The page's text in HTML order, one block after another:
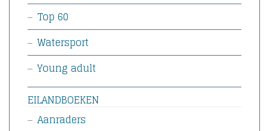
Top 60
Watersport
Young adult
EILANDBOEKEN
Aanraders